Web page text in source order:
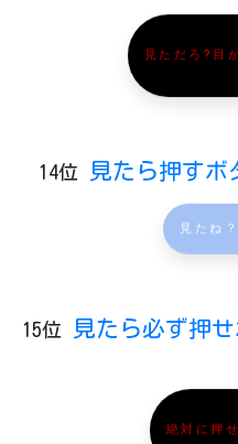
見ただろ?目
14位 見たら押すボ
見たね
15位 見たら必ず押
絶対に押